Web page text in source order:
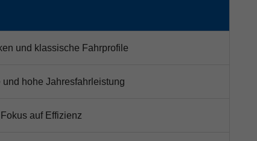
und klassische Fahrprofile
hohe Jahresfahrleistung
auf Effizienz